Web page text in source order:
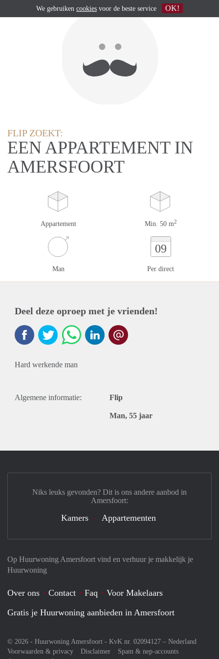
FLIP ZOEKT:
EEN APPARTEMENT IN
AMERSFOORT
Appartement Min. 50 m2
Man
09
Per direct
Deel deze oproep met je vrienden!
Hard werkende man
Algemene informatie: Flip
Man, 55 jaar
Op Huurwoning Amersfoort vind en verhuur je makkelijk je
Huurwoning
Over ons Contact Faq
Voor Makelaars
Gratis je Huurwoning aanbieden in Amersfoort
© 2026 - Huurwoning Amersfoort - KvK nr. 02094127 – Nederland
Voorwaarden & privacy
Disclaimer
Spam & nep-accounts
Niks leuks gevonden? Dit is ons andere aanbod in
Amersfoort:
Kamers Appartementen
We gebruiken cookies voor de beste service OK!